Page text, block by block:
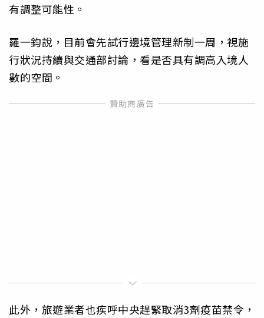
有調整可能性。
羅一鈞說，目前會先試行邊境管理新制一周，視施
行狀況持續與交通部討論，看是否具有調高入境人
數的空間。
此外，旅遊業者也疾呼中央趕緊取消3劑疫苗禁令，